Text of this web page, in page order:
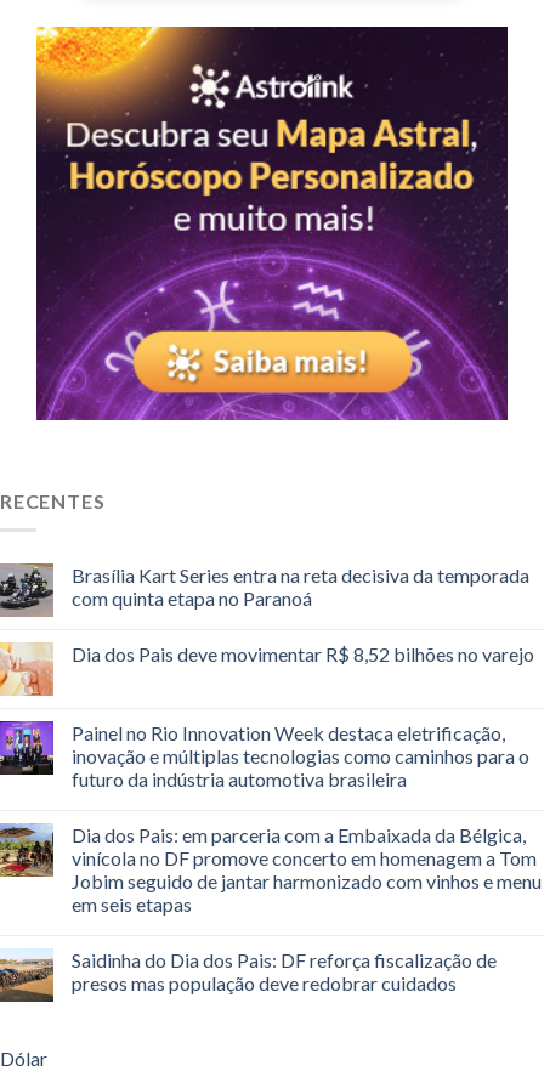
RECENTES
Brasília Kart Series entra na reta decisiva da temporada
com quinta etapa no Paranoá
Dia dos Pais deve movimentar R$ 8,52 bilhões no varejo
Painel no Rio Innovation Week destaca eletrificação,
inovação e múltiplas tecnologias como caminhos para o
futuro da indústria automotiva brasileira
Dia dos Pais: em parceria com a Embaixada da Bélgica,
vinícola no DF promove concerto em homenagem a Tom
Jobim seguido de jantar harmonizado com vinhos e menu
em seis etapas
Saidinha do Dia dos Pais: DF reforça fiscalização de
presos mas população deve redobrar cuidados
Dólar